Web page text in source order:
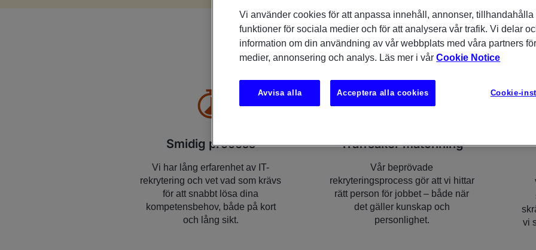
Tre snabba om Experis
Smidig process
Vi har lång erfarenhet av IT-
rekrytering och vet vad som krävs
för att snabbt lösa dina
kompetensbehov, både på kort
och lång sikt.
Träffsäker matchning
Vår beprövade
rekryteringsprocess gör att vi hittar
rätt person för jobbet – både när
det gäller kunskap och
personlighet.
vi
Vi använder cookies för att anpassa innehåll, annonser, tillhandahålla
funktioner för sociala medier och för att analysera vår trafik. Vi delar
information om din användning av vår webbplats med våra partners
medier, annonsering och analys. Läs mer i vårCookie Notice
Cookie-
Avvisa alla Acceptera alla cookies